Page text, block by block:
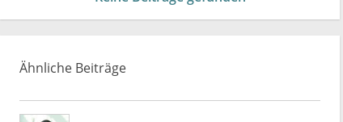
Ähnliche Beiträge